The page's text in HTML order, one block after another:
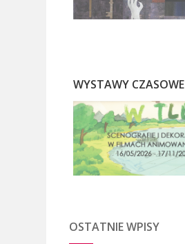
WYSTAWY CZASOWE
OSTATNIE WPISY